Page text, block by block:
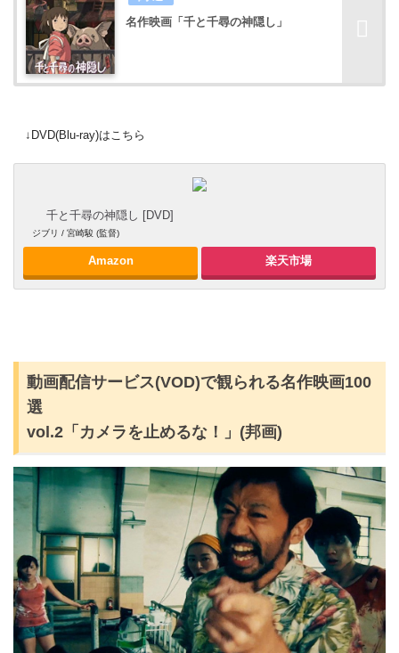
名作映画「千と千尋の神隠し」
↓DVD(Blu-ray)はこちら
千と千尋の神隠し [DVD]
ジブリ / 宮崎駿 (監督)
Amazon 楽天市場
動画配信サービス(VOD)で観られる名作映画100
選
vol.2「カメラを止めるな！」(邦画)